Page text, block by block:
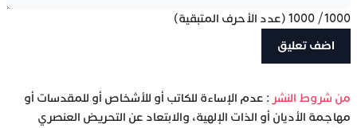
1000
/
1000 (عدد الأحرف المتبقية)
‫من شروط النشر : عدم الإساءة للكاتب أو للأشخاص أو للمقدسات أو
مهاجمة الأديان أو الذات الإلهية، والابتعاد عن التحريض العنصري